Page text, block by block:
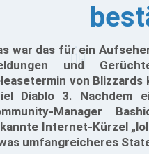
war das für ein
und
von Blizzards
Diablo 3. Nachdem
Manager
Internet-Kürzel
umfangreicheres